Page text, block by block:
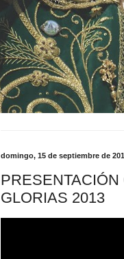
domingo, 15 de septiembre de
GLORIAS 2013